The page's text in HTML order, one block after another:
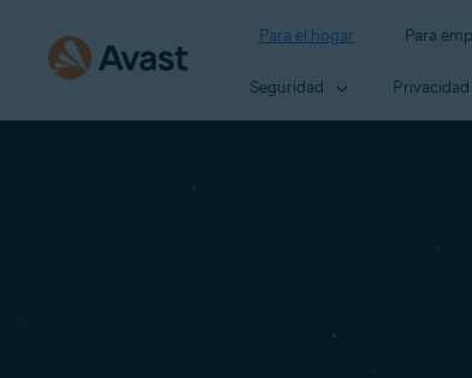
Para el hogar Para
Seguridad Privacidad